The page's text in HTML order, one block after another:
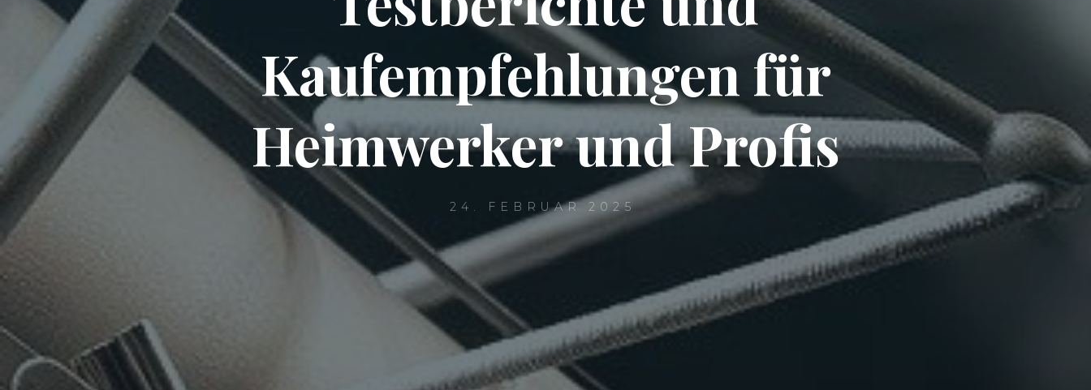
Kaufempfehlungen für
Heimwerker und Profis
24. FEBRUAR 2025